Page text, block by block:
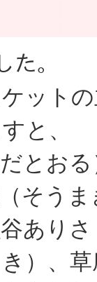
た。
ット
と、
とお
そう
あり
き）、